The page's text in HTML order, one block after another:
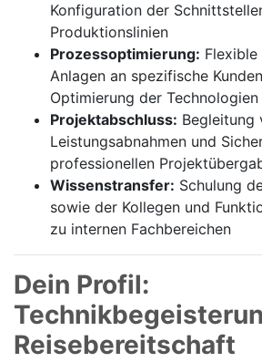
Konfiguration der
Produktionslinien
Prozessoptimierung:
Anlagen an spezifische
Optimierung der
Projektabschluss: Begleitung
Leistungsabnahmen und
professionellen
Wissenstransfer: Schulung
sowie der Kollegen und
zu internen Fachbereichen
Dein Profil:
Reisebereitschaft